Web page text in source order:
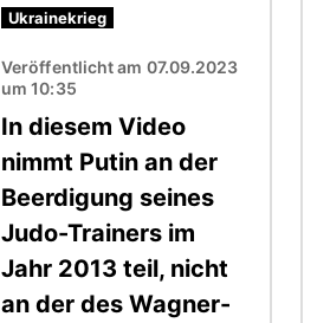
Ukrainekrieg
Veröffentlicht am 07.09.2023
um 10:35
In diesem Video
nimmt Putin an der
Beerdigung seines
Judo-Trainers im
Jahr 2013 teil, nicht
an der des Wagner-